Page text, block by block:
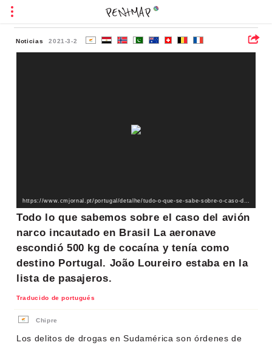
Noticias 2021-3-2
https://www.cmjornal.pt/portugal/detalhe/tudo-o-que-se-sabe-sobre-o-caso-do-aviao-com-droga-apreendido-no-brasil?ref=HP_BlocoEspeciais
Todo lo que sabemos sobre el caso del avión
narco incautado en Brasil La aeronave
escondió 500 kg de cocaína y tenía como
destino Portugal. João Loureiro estaba en la
lista de pasajeros.
Traducido de portugués
Chipre
Los delitos de drogas en Sudamérica son órdenes de